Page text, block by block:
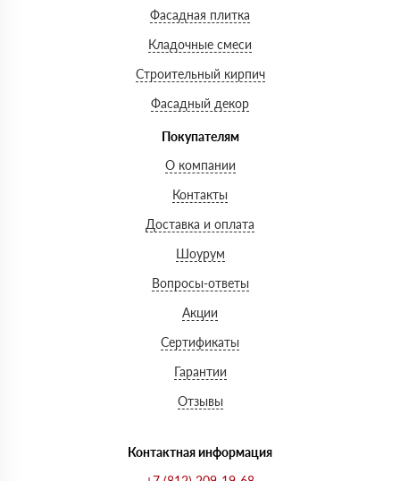
Фасадная плитка
Кладочные смеси
Строительный кирпич
Фасадный декор
Покупателям
О компании
Контакты
Доставка и оплата
Шоурум
Вопросы-ответы
Акции
Сертификаты
Гарантии
Отзывы
Контактная информация